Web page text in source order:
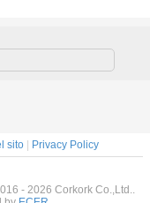
sughero piatto per
per la
sito| Privacy Policy
- 2026 Corkork Co.,Ltd..